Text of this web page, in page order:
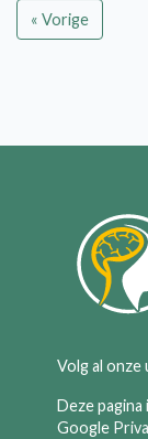
« Vorige
Volg al onze
Deze
Google